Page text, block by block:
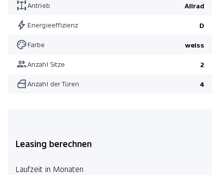
Antrieb Allrad
Energieeffizienz D
Farbe weiss
Anzahl Sitze 2
Anzahl der Türen 4
Leasing berechnen
Laufzeit in Monaten